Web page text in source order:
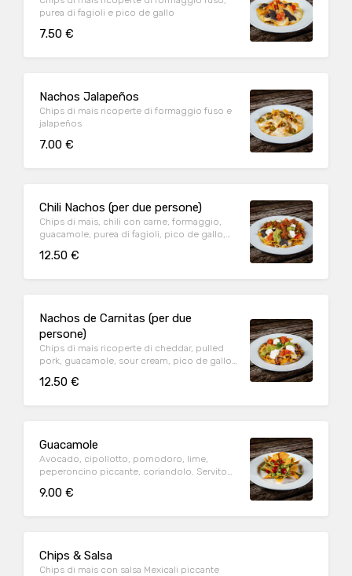
purea di fagioli e pico de gallo
7.50 €
Nachos Jalapeños
Chips di mais ricoperte di formaggio fuso e
jalapeños
7.00 €
Chili Nachos (per due persone)
Chips di mais, chili con carne, formaggio,
guacamole, purea di fagioli, pico de gallo,
12.50 €
Nachos de Carnitas (per due
persone)
Chips di mais ricoperte di cheddar, pulled
pork, guacamole, sour cream, pico de gallo,
12.50 €
Guacamole
Avocado, cipollotto, pomodoro, lime,
peperoncino piccante, coriandolo. Servito
9.00 €
Chips & Salsa
Chips di mais con salsa Mexicali piccante